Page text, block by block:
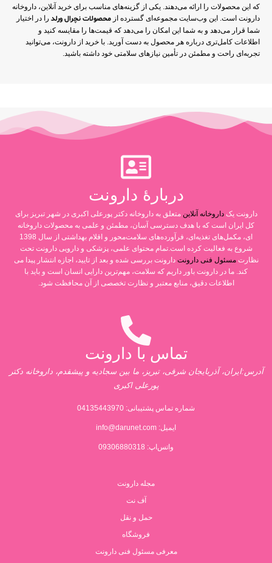
که این محصولات را ارائه می‌دهند. یکی از گزینه‌های مناسب برای خرید آنلاین، داروخانه
دارونت است. این وب‌سایت مجموعه‌ای گسترده از محصولات نچرال ورلد را در اختیار
شما قرار می‌دهد و به شما این امکان را می‌دهد که قیمت‌ها را مقایسه کنید و
اطلاعات کامل‌تری درباره هر محصول به دست آورید. با خرید از دارونت، می‌توانید
تجربه‌ای راحت و مطمئن در تأمین نیازهای سلامتی خود داشته باشید.
دربارۀ دارونت
دارونت یکداروخانه آنلاین متعلق به داروخانه دکتر پورعلی اکبری در شهر تبریز برای
کل ایران است که با هدف دسترسی آسان، مطمئن و علمی به محصولات داروخانه
ای، مکمل‌های تغذیه‌ای، فرآورده‌های سلامت‌محور و اقلام بهداشتی از سال 1398
شروع به فعالیت کرده است.تمام محتوای علمی، پزشکی و دارویی دارونت تحت
نظارتمسئول فنی دارونت دارونت بررسی شده و بعد از تایید، اجازه انتشار پیدا می
کند. ما در دارونت باور داریم که سلامت، مهم‌ترین دارایی انسان است و باید با
اطلاعات دقیق، منابع معتبر و نظارت تخصصی از آن محافظت شود.
تماس با دارونت
آدرس:ایران، آذربایجان شرقی، تبریز، ما بین سجادیه و پیشقدم، داروخانه دکتر
پورعلی اکبری
شماره تماس پشتیبانی: 04135443970
ایمیل: info@darunet.com
واتس‌اپ: 09306880318
مجله دارونت
آف نت
حمل و نقل
فروشگاه
معرفی مسئول فنی دارونت